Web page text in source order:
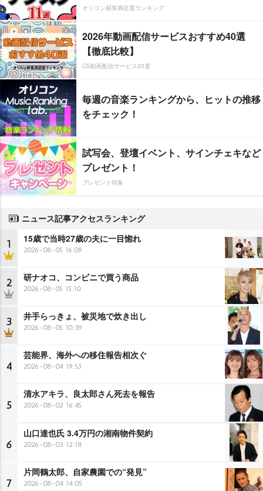
オリコン顧客満足度ランキング
2026年動画配信サービスおすすめ40選
【徹底比較】
CS動画配信サービス20選
毎週の音楽ランキングから、ヒットの推移
をチェック！
試写会、登壇イベント、サインチェキなど
プレゼント！
プレゼント特集
ニュース記事アクセスランキング
1 15歳で当時27歳の夫に一目惚れ
2026-08-05 16:09
2 研ナオコ、コンビニで買う商品
2026-08-05 15:10
3 井手らっきょ、被災地で炊き出し
2026-08-05 10:39
4
芸能界、海外への移住報告相次ぐ
2026-08-04 19:53
5
清水アキラ、良太郎さん死去を報告
2026-08-02 16:45
6
山口達也氏 3.4万円の湘南物件契約
2026-08-03 12:18
7
片岡鶴太郎、自家農園での“発見”
2026-08-04 14:05